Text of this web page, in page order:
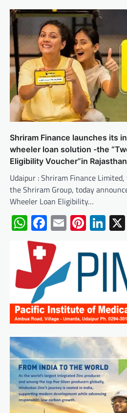
Shriram Finance launches its
wheeler loan solution -the
Eligibility Voucher”in Rajasthan
Udaipur : Shriram Finance
the Shriram Group, today
Wheeler Loan Eligibility…
WhatsApp
Facebook
Email